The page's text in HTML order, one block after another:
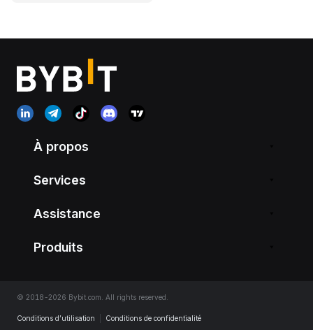
À propos
Services
Assistance
Produits
© 2018-2026 Bybit.com. All rights reserved.
Conditions d’utilisation Conditions de confidentialité